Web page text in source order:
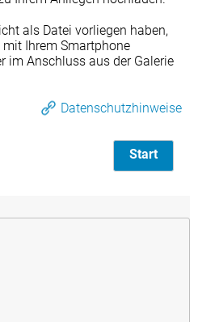
als Datei vorliegen haben,
Ihrem Smartphone
im Anschluss aus der Galerie
Datenschutzhinweise
Start